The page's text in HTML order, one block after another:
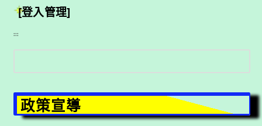
[登入管理]
:::
尋
政策宣導